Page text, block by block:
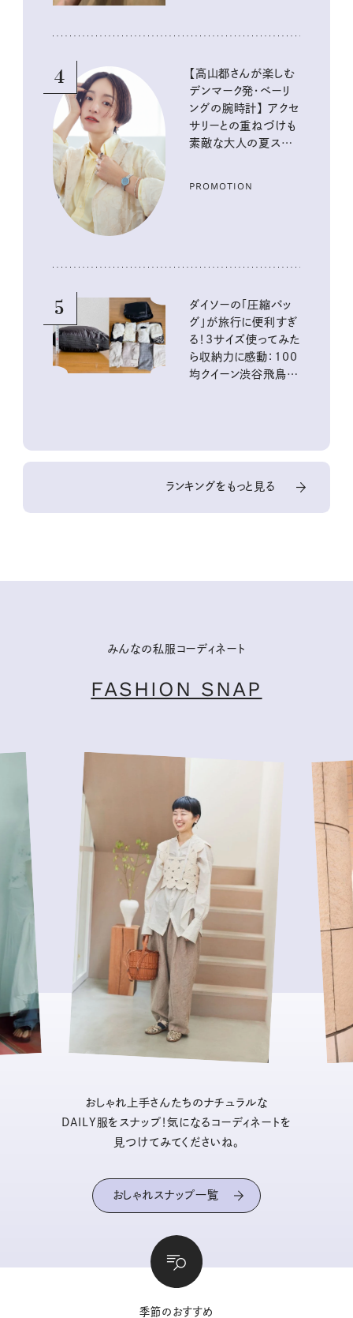
4
【高山都さんが楽しむ
デンマーク発・ベーリ
ングの腕時計】 アクセ
サリーとの重ねづけも
素敵な大人の夏スタイ
PROMOTION
5
ダイソーの「圧縮バッ
グ」が旅行に便利すぎ
る！3サイズ使ってみた
ら収納力に感動：100
均クイーン渋谷飛鳥の
ランキングをもっと見る
みんなの私服コーディネート
FASHION SNAP
おしゃれ上手さんたちのナチュラルな
DAILY服をスナップ！気になるコーディネートを
見つけてみてくださいね。
おしゃれスナップ一覧
季節のおすすめ